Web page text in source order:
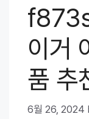
이거
품 추
6월 26, 2024